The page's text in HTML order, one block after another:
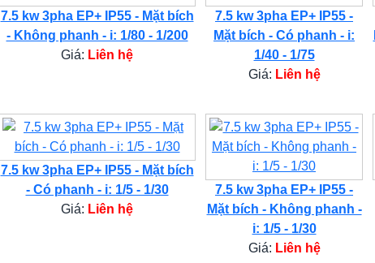
7.5 kw 3pha EP+ IP55 - Mặt bích
- Không phanh - i: 1/80 - 1/200
Giá: Liên hệ
7.5 kw 3pha EP+ IP55 -
Mặt bích - Có phanh - i:
1/40 - 1/75
Giá: Liên hệ
7.5 kw 3pha EP+ IP55 - Mặt bích
- Có phanh - i: 1/5 - 1/30
Giá: Liên hệ
7.5 kw 3pha EP+ IP55 -
Mặt bích - Không phanh -
i: 1/5 - 1/30
Giá: Liên hệ